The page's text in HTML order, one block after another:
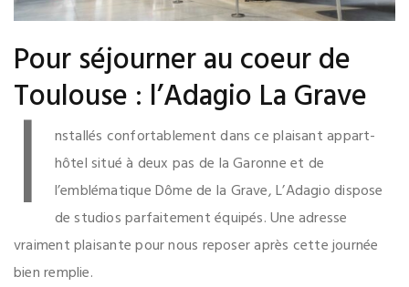
Pour séjourner au coeur de
Toulouse : l’Adagio La Grave
I nstallés confortablement dans ce plaisant appart-
hôtel situé à deux pas de la Garonne et de
l’emblématique Dôme de la Grave, L’Adagio dispose
de studios parfaitement équipés. Une adresse
vraiment plaisante pour nous reposer après cette journée
bien remplie.